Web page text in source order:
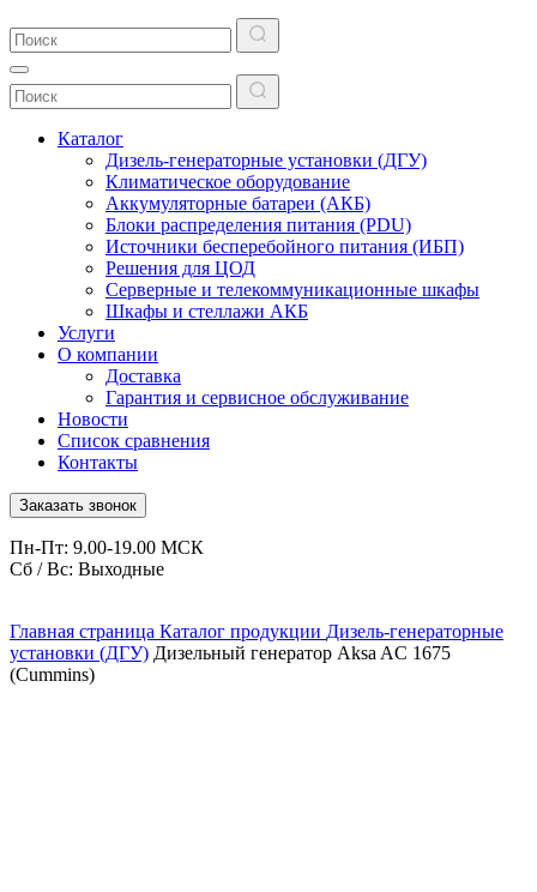
Каталог
Дизель-генераторные установки (ДГУ)
Климатическое оборудование
Аккумуляторные батареи (АКБ)
Блоки распределения питания (PDU)
Источники бесперебойного питания (ИБП)
Решения для ЦОД
Серверные и телекоммуникационные шкафы
Шкафы и стеллажи АКБ
Услуги
О компании
Доставка
Гарантия и сервисное обслуживание
Новости
Список сравнения
Контакты
Заказать звонок
Пн-Пт: 9.00-19.00 МСК
Сб / Вс: Выходные
Главная страница Каталог продукции Дизель-генераторные
установки (ДГУ) Дизельный генератор Aksa AC 1675
(Cummins)